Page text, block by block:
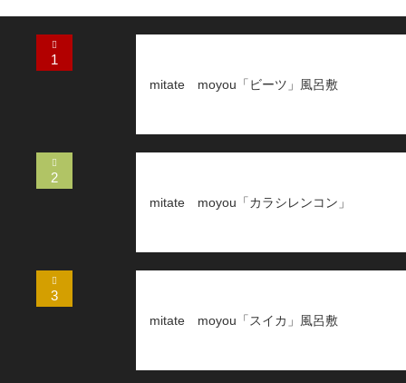
1
mitate moyou「ビーツ」風呂敷
2
mitate moyou「カラシレンコン」
3
mitate moyou「スイカ」風呂敷